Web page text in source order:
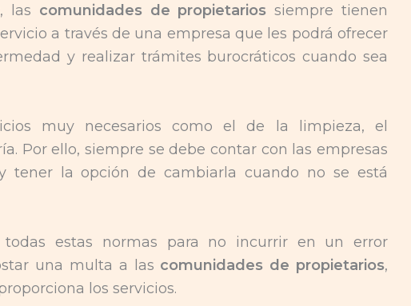
las comunidades de propietariossiempre tienen
a través de una empresa que les podrá ofrecer
y realizar trámites burocráticos cuando sea
muy necesarios como el de la limpieza, el
Por ello, siempre se debe contar con las empresas
tener la opción de cambiarla cuando no se está
estas normas para no incurrir en un error
una multa a las comunidades de propietarios,
los servicios.